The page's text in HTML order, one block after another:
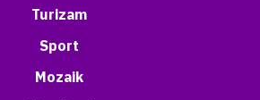
Turizam
Sport
Mozaik